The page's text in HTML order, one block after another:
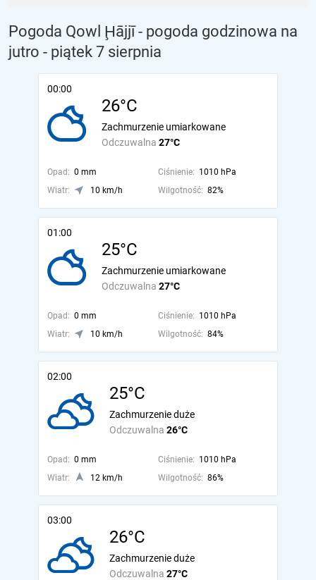
Pogoda Qowl Ḩājjī - pogoda godzinowa na
jutro - piątek 7 sierpnia
00:00
26°C
Odczuwalna 27°C
Zachmurzenie umiarkowane
Opad: 0 mm Ciśnienie: 1010 hPa
Wiatr:
10 km/h Wilgotność: 82%
01:00
25°C
Odczuwalna 27°C
Zachmurzenie umiarkowane
Opad: 0 mm Ciśnienie: 1010 hPa
Wiatr:
10 km/h Wilgotność: 84%
02:00
25°C
Odczuwalna 26°C
Zachmurzenie duże
Opad: 0 mm Ciśnienie: 1010 hPa
Wiatr:
12 km/h Wilgotność: 86%
03:00
26°C
Odczuwalna 27°C
Zachmurzenie duże